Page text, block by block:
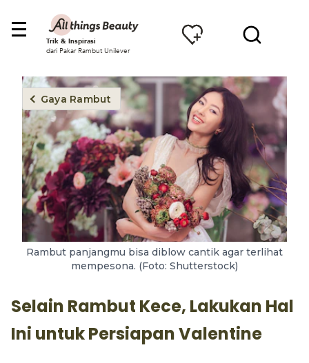
Trik & Inspirasi
dari Pakar Rambut Unilever
Gaya Rambut
Rambut panjangmu bisa diblow cantik agar terlihat
mempesona. (Foto: Shutterstock)
Selain Rambut Kece, Lakukan Hal
Ini untuk Persiapan Valentine